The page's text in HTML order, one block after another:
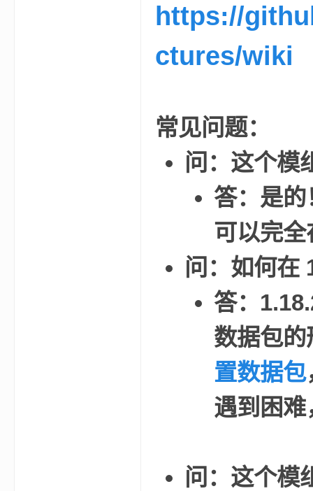
https://
ctures/wiki
常见问题：
问：这个模
答：是
可以完
问：如何在
答：
数据包
置数据包
遇到困
问：这个模